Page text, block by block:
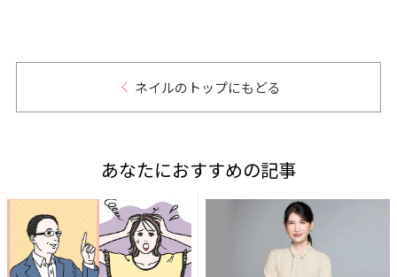
ネイルのトップにもどる
あなたにおすすめの記事